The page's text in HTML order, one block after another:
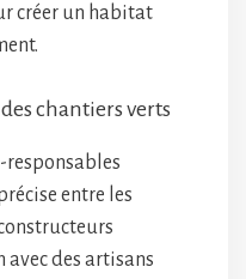
créer un habitat
chantiers verts
responsables
entre les
des artisans